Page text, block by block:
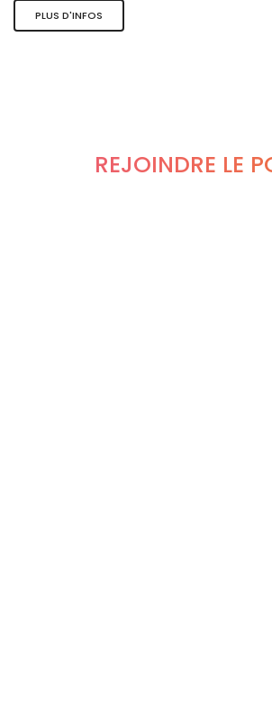
PLUS D'INFOS
REJOINDRE LE